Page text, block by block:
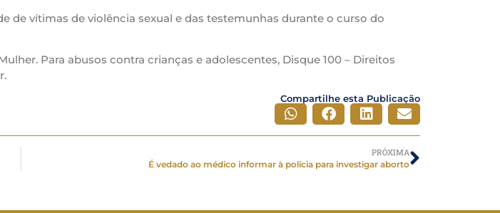
de vítimas de violência sexual e das testemunhas durante o curso do
Para abusos contra crianças e adolescentes, Disque 100 – Direitos
Compartilhe esta Publicação
PRÓXIMA
É vedado ao médico informar à polícia para investigar aborto